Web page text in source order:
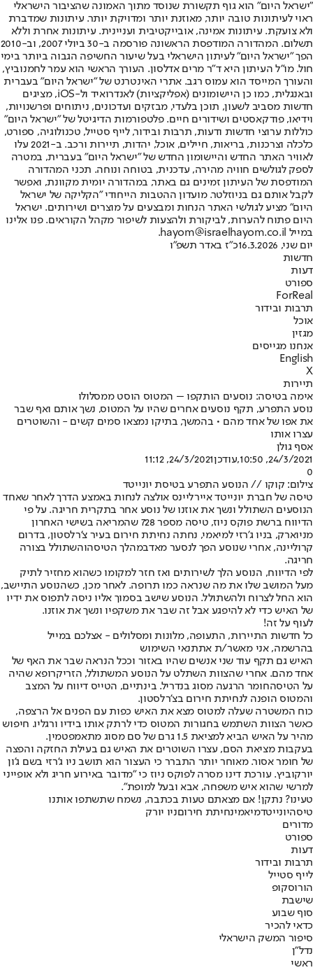
"ישראל היום" הוא גוף תקשורת שנוסד מתוך האמונה שהציבור הישראלי
ראוי לעיתונות טובה יותר, מאוזנת יותר ומדויקת יותר. עיתונות שמדברת
ולא צועקת. עיתונות אמינה, אובייקטיבית ועניינית. עיתונות אחרת וללא
תשלום. המהדורה המודפסת הראשונה פורסמה ב-30 ביולי 2007, וב-2010
הפך "ישראל היום" לעיתון הישראלי בעל שיעור החשיפה הגבוה ביותר בימי
חול. מו"ל העיתון היא ד"ר מרים אדלסון. העורך הראשי הוא עמר לחמנוביץ,
והעורך המייסד הוא עמוס רגב. אתרי האינטרנט של "ישראל היום" בעברית
ובאנגלית, כמו כן היישומונים (אפליקציות) לאנדרואיד ול-iOS, מציגים
חדשות מסביב לשעון, תוכן בלעדי, מבזקים ועדכונים, ניתוחים ופרשנויות,
וידיאו, פודקאסטים ושידורים חיים. פלטפורמות הדיגיטל של "ישראל היום"
כוללות ערוצי חדשות ודעות, תרבות ובידור, לייף סטייל, טכנולוגיה, ספורט,
כלכלה וצרכנות, בריאות, חיילים, אוכל, יהדות, תיירות ורכב. ב-2021 עלו
לאוויר האתר החדש והיישומון החדש של "ישראל היום" בעברית, במטרה
לספק לגולשים חוויה מהירה, עדכנית, בטוחה ונוחה. תכני המהדורה
המודפסת של העיתון זמינים גם באתר, במהדורה יומית מקוונת, ואפשר
לקבל אותם גם בניוזלטר. מועדון ההטבות הייחודי "הקליקה של ישראל
היום" מציע לגולשי האתר הנחות ומבצעים על מוצרים ושירותים. ישראל
היום פתוח להערות, לביקורת ולהצעות לשיפור מקהל הקוראים. פנו אלינו
במייל hayom@israelhayom.co.il.
יום שני, 16.3.2026
כ"ז באדר תשפ"ו
חדשות
דעות
ספורט
ForReal
תרבות ובידור
אוכל
מגזין
אנחנו מגייסים
English
X
תיירות
אימה בטיסה: נוסעים הותקפו – המטוס הוסט ממסלולו
נוסע התפרע, תקף נוסעים אחרים שהיו על המטוס, נשך אותם ואף שבר
את אפו של אחד מהם • בהמשך, בתיקו נמצאו סמים קשים - והשוטרים
עצרו אותו
אסף גולן
24/3/2021, 10:50
,עודכן24/3/2021, 11:12
0
צילום: קוקו // הנוסע התפרע בטיסת יונייטד
טיסה של חברת יונייטד איירליינס אולצה לנחות באמצע הדרך לאחר שאחד
הנוסעים השתולל ונשך את אוזנו של נוסע אחר בתקרית חריגה. על פי
הדיווח ברשת פוקס ניוז, טיסה מספר 728 שהמריאה בשישי האחרון
מניוארק, בניו ג'רזי למיאמי, נחתה נחיתת חירום בעיר צ'רלסטון, בדרום
קרוליינה, אחרי שנוסע הפך לנסער מאדבמהלך הטיסהוהשתולל בצורה
חריגה.
לפי הדיווח, הנוסע הלך לשירותים ואז חזר למקומו כשהוא מחזיר לתיק
מעל המושב שלו את מה שנראה כמו תרופה. לאחר מכן, כשהנוסע התיישב,
הוא החל לצרוח ולהשתולל. הנוסע שישב בסמוך אליו ניסה לתפוס את ידיו
של האיש כדי לא להיפגע אבל זה שבר את משקפיו ונשך את אוזנו.
לעוף על זה!
כל חדשות התיירות, התעופה, מלונות ומסלולים - אצלכם במייל
בהרשמה, אני מאשר/ת אתתנאי השימוש
האיש גם תקף עוד שני אנשים שהיו באזור וככל הנראה שבר את האף של
אחד מהם. אחרי שהצוות השתלט על הנוסע המשתולל, הזריקרופא שהיה
על הטיסהחומר הרגעה מסוג בנדריל. בינתיים, הטייס דיווח על המצב
והמטוס הופנה לנחיתת חירום בצ'רלסטון.
כוח המשטרה שעלה למטוס מצא את האיש כפות עם הפנים אל הרצפה,
כאשר הצוות השתמש בחגורות המטוס כדי לרתק אותו בידיו ורגליו. חיפוש
מהיר על האיש הביא למציאת 1.5 גרם של סם מסוג מתאמפטמין.
בעקבות מציאת הסם, עצרו השוטרים את האיש גם בעילת החזקה והפצה
של חומר אסור. מאוחר יותר התברר כי העצור הוא תושב ניו ג'רזי בשם ג'ון
יורקוביץ. עורכת דינו מסרה לפוקס ניוז כי "מדובר באירוע חריג ולא אופייני
למרשי שהוא איש משפחה, אבא ובעל למופת".
טעינו? נתקן! אם מצאתם טעות בכתבה, נשמח שתשתפו אותנו
טיסהיונייטדמיאמינחיתת חירוםניו יורק
מדורים
ספורט
דעות
תרבות ובידור
לייף סטייל
הורוסקופ
שישבת
סוף שבוע
כדאי להכיר
סיפור המשק הישראלי
נדל"ן
ראשי